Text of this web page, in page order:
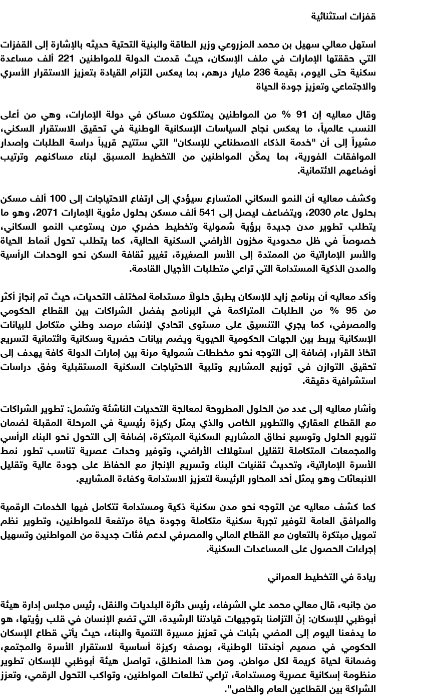
قفزات استثنائية
استهل معالي سهيل بن محمد المزروعي وزير الطاقة والبنية التحتية حديثه بالإشارة إلى القفزات
التي حققتها الإمارات في ملف الإسكان، حيث قدمت الدولة للمواطنين 221 ألف مساعدة
سكنية حتى اليوم، بقيمة 236 مليار درهم، بما يعكس التزام القيادة بتعزيز الاستقرار الأسري
والاجتماعي وتعزيز جودة الحياة
وقال معاليه إن 91 % من المواطنين يمتلكون مساكن في دولة الإمارات، وهي من أعلى
النسب عالمياً، ما يعكس نجاح السياسات الإسكانية الوطنية في تحقيق الاستقرار السكني،
مشيراً إلى أن "خدمة الذكاء الاصطناعي للإسكان" التي ستتيح قريباً دراسة الطلبات وإصدار
الموافقات الفورية، بما يمكّن المواطنين من التخطيط المسبق لبناء مساكنهم وترتيب
أوضاعهم الائتمانية.
وكشف معاليه أن النمو السكاني المتسارع سيؤدي إلى ارتفاع الاحتياجات إلى 100 ألف مسكن
بحلول عام 2030، ويتضاعف ليصل إلى 541 ألف مسكن بحلول مئوية الإمارات 2071، وهو ما
يتطلب تطوير مدن جديدة برؤية شمولية وتخطيط حضري مرن يستوعب النمو السكاني،
خصوصاً في ظل محدودية مخزون الأراضي السكنية الحالية، كما يتطلب تحول أنماط الحياة
والأسر الإماراتية من الممتدة إلى الأسر الصغيرة، تغيير ثقافة السكن نحو الوحدات الرأسية
والمدن الذكية المستدامة التي تراعي متطلبات الأجيال القادمة.
وأكد معاليه أن برنامج زايد للإسكان يطبق حلولاً مستدامة لمختلف التحديات، حيث تم إنجاز أكثر
من 95 % من الطلبات المتراكمة في البرنامج بفضل الشراكات بين القطاع الحكومي
والمصرفي، كما يجري التنسيق على مستوى اتحادي لإنشاء مرصد وطني متكامل للبيانات
الإسكانية يربط بين الجهات الحكومية الحيوية ويضم بيانات حضرية وسكانية وائتمانية لتسريع
اتخاذ القرار، إضافة إلى التوجه نحو مخططات شمولية مرنة بين إمارات الدولة كافة يهدف إلى
تحقيق التوازن في توزيع المشاريع وتلبية الاحتياجات السكنية المستقبلية وفق دراسات
استشرافية دقيقة.
وأشار معاليه إلى عدد من الحلول المطروحة لمعالجة التحديات الناشئة وتشمل: تطوير الشراكات
مع القطاع العقاري والتطوير الخاص والذي يمثل ركيزة رئيسية في المرحلة المقبلة لضمان
تنويع الحلول وتوسيع نطاق المشاريع السكنية المبتكرة، إضافة إلى التحول نحو البناء الرأسي
والمجمعات المتكاملة لتقليل استهلاك الأراضي، وتوفير وحدات عصرية تناسب تطور نمط
الأسرة الإماراتية، وتحديث تقنيات البناء وتسريع الإنجاز مع الحفاظ على جودة عالية وتقليل
الانبعاثات وهو يمثل أحد المحاور الرئيسة لتعزيز الاستدامة وكفاءة المشاريع.
كما كشف معاليه عن التوجه نحو مدن سكنية ذكية ومستدامة تتكامل فيها الخدمات الرقمية
والمرافق العامة لتوفير تجربة سكنية متكاملة وجودة حياة مرتفعة للمواطنين، وتطوير نظم
تمويل مبتكرة بالتعاون مع القطاع المالي والمصرفي لدعم فئات جديدة من المواطنين وتسهيل
إجراءات الحصول على المساعدات السكنية.
ريادة في التخطيط العمراني
من جانبه، قال معالي محمد علي الشرفاء، رئيس دائرة البلديات والنقل، رئيس مجلس إدارة هيئة
أبوظبي للإسكان: إنّ التزامنا بتوجيهات قيادتنا الرشيدة، التي تضع الإنسان في قلب رؤيتها، هو
ما يدفعنا اليوم إلى المضي بثبات في تعزيز مسيرة التنمية والبناء، حيث يأتي قطاع الإسكان
الحكومي في صميم أجندتنا الوطنية، بوصفه ركيزة أساسية لاستقرار الأسرة والمجتمع،
وضمانة لحياة كريمة لكل مواطن. ومن هذا المنطلق، تواصل هيئة أبوظبي للإسكان تطوير
منظومة إسكانية عصرية ومستدامة، تراعي تطلعات المواطنين، وتواكب التحول الرقمي، وتعزز
الشراكة بين القطاعين العام والخاص".